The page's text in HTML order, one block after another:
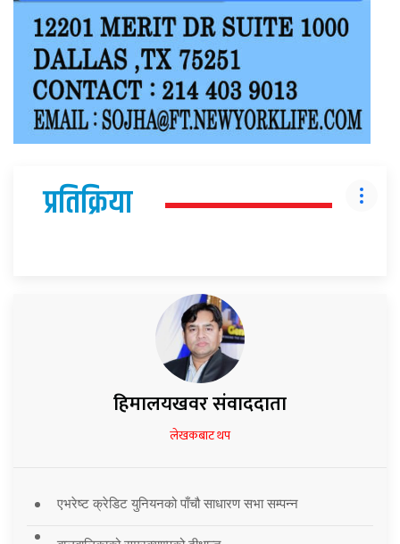
प्रतिक्रिया
हिमालयखवर संवाददाता
लेखकबाट थप
एभरेष्ट क्रेडिट युनियनको पाँचौ साधारण सभा सम्पन्न